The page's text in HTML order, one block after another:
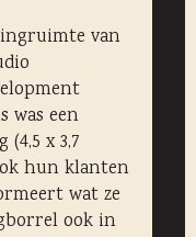
van
was een
x 3,7
hun klanten
wat ze
ook in